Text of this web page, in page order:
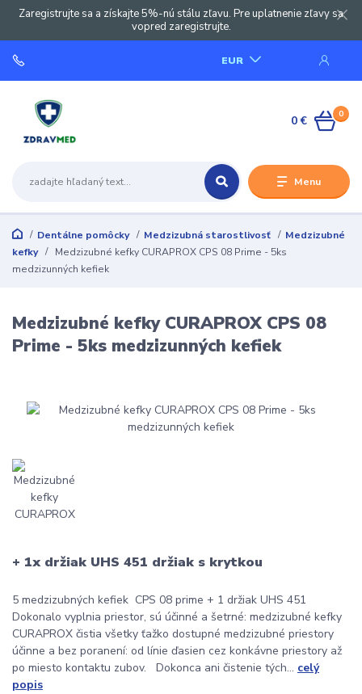
Zaregistrujte sa a získajte 5%-nú stálu zľavu. Pre uplatnenie zľavy sa
vopred zaregistrujte.
Menu
EUR
0
0 €
Dentálne pomôcky Medzizubná starostlivosť
Medzizubné
kefky
Medzizubné kefky CURAPROX CPS 08 Prime - 5ks
medzizunných kefiek
Medzizubné kefky CURAPROX CPS 08
Prime - 5ks medzizunných kefiek
+ 1x držiak UHS 451 držiak s krytkou
5 medzizubných kefiek CPS 08 prime + 1 držiak UHS 451
Dokonalo vyplnia priestor, sú účinné a šetrné: medzizubné kefky
CURAPROX čistia všetky ťažko dostupné medzizubné priestory
účinne a bez poranení: od línie ďasien cez konkávne priestory až
po miesto kontaktu zubov. Dokonca ani čistenie tých... celý
popis